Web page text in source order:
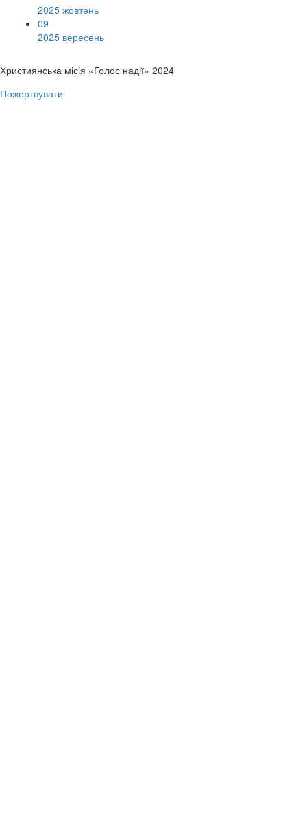
2025 жовтень
09
2025 вересень
Християнська місія «Голос надії» 2024
Пожертвувати